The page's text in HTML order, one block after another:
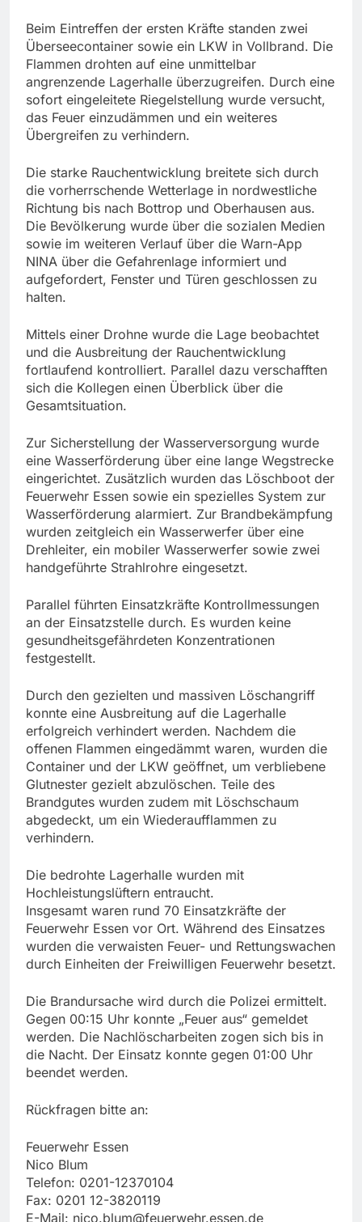
Beim Eintreffen der ersten Kräfte standen zwei
Überseecontainer sowie ein LKW in Vollbrand. Die
Flammen drohten auf eine unmittelbar
angrenzende Lagerhalle überzugreifen. Durch eine
sofort eingeleitete Riegelstellung wurde versucht,
das Feuer einzudämmen und ein weiteres
Übergreifen zu verhindern.
Die starke Rauchentwicklung breitete sich durch
die vorherrschende Wetterlage in nordwestliche
Richtung bis nach Bottrop und Oberhausen aus.
Die Bevölkerung wurde über die sozialen Medien
sowie im weiteren Verlauf über die Warn-App
NINA über die Gefahrenlage informiert und
aufgefordert, Fenster und Türen geschlossen zu
halten.
Mittels einer Drohne wurde die Lage beobachtet
und die Ausbreitung der Rauchentwicklung
fortlaufend kontrolliert. Parallel dazu verschafften
sich die Kollegen einen Überblick über die
Gesamtsituation.
Zur Sicherstellung der Wasserversorgung wurde
eine Wasserförderung über eine lange Wegstrecke
eingerichtet. Zusätzlich wurden das Löschboot der
Feuerwehr Essen sowie ein spezielles System zur
Wasserförderung alarmiert. Zur Brandbekämpfung
wurden zeitgleich ein Wasserwerfer über eine
Drehleiter, ein mobiler Wasserwerfer sowie zwei
handgeführte Strahlrohre eingesetzt.
Parallel führten Einsatzkräfte Kontrollmessungen
an der Einsatzstelle durch. Es wurden keine
gesundheitsgefährdeten Konzentrationen
festgestellt.
Durch den gezielten und massiven Löschangriff
konnte eine Ausbreitung auf die Lagerhalle
erfolgreich verhindert werden. Nachdem die
offenen Flammen eingedämmt waren, wurden die
Container und der LKW geöffnet, um verbliebene
Glutnester gezielt abzulöschen. Teile des
Brandgutes wurden zudem mit Löschschaum
abgedeckt, um ein Wiederaufflammen zu
verhindern.
Die bedrohte Lagerhalle wurden mit
Hochleistungslüftern entraucht.
Insgesamt waren rund 70 Einsatzkräfte der
Feuerwehr Essen vor Ort. Während des Einsatzes
wurden die verwaisten Feuer- und Rettungswachen
durch Einheiten der Freiwilligen Feuerwehr besetzt.
Die Brandursache wird durch die Polizei ermittelt.
Gegen 00:15 Uhr konnte „Feuer aus“ gemeldet
werden. Die Nachlöscharbeiten zogen sich bis in
die Nacht. Der Einsatz konnte gegen 01:00 Uhr
beendet werden.
Rückfragen bitte an:
Feuerwehr Essen
Nico Blum
Telefon: 0201-12370104
Fax: 0201 12-3820119
E-Mail: nico.blum@feuerwehr.essen.de